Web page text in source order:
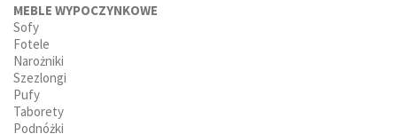
MEBLE WYPOCZYNKOWE
Sofy
Fotele
Narożniki
Szezlongi
Pufy
Taborety
Podnóżki